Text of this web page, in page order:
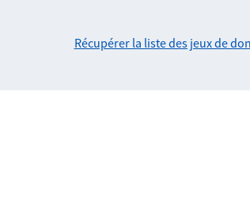
Récupérer la liste des jeux de